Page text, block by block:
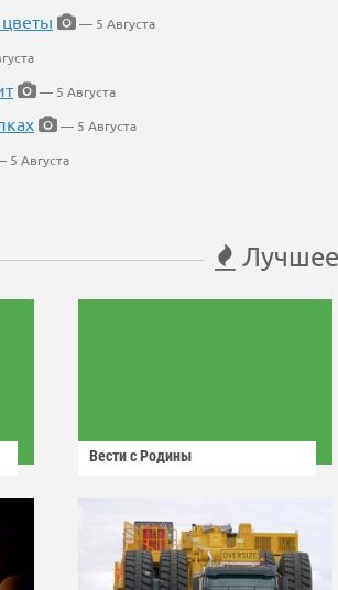
— 5 Августа
— 5 Августа
— 5 Августа
5 Августа
Вести с Родины